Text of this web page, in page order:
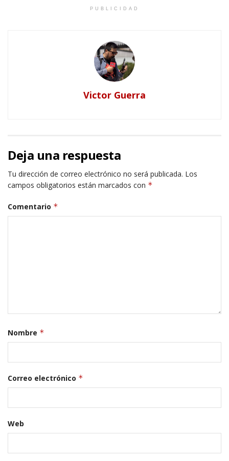
PUBLICIDAD
Victor Guerra
Deja una respuesta
Tu dirección de correo electrónico no será publicada. Los
campos obligatorios están marcados con *
Comentario *
Nombre *
Correo electrónico *
Web